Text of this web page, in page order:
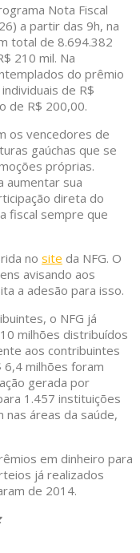
Nota Fiscal
a partir das 9h, na
total de 8.694.382
210 mil. Na
do prêmio
de R$
de R$ 200,00.
os vencedores de
gaúchas que se
próprias.
aumentar sua
direta do
fiscal sempre que
no site da NFG. O
avisando aos
a adesão para isso.
o NFG já
milhões distribuídos
aos contribuintes
milhões foram
gerada por
1.457 instituições
áreas da saúde,
em dinheiro para
já realizados
de 2014.